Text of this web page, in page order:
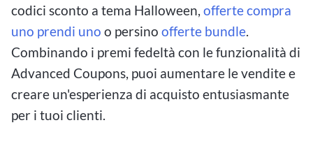
codici sconto a tema Halloween, offerte compra
uno prendi uno o persino offerte bundle.
Combinando i premi fedeltà con le funzionalità di
Advanced Coupons, puoi aumentare le vendite e
creare un'esperienza di acquisto entusiasmante
per i tuoi clienti.